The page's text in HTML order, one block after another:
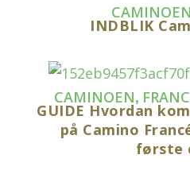
CAMINOEN
INDBLIK
CAMINOEN,
GUIDE Hvordan
på Camino
første